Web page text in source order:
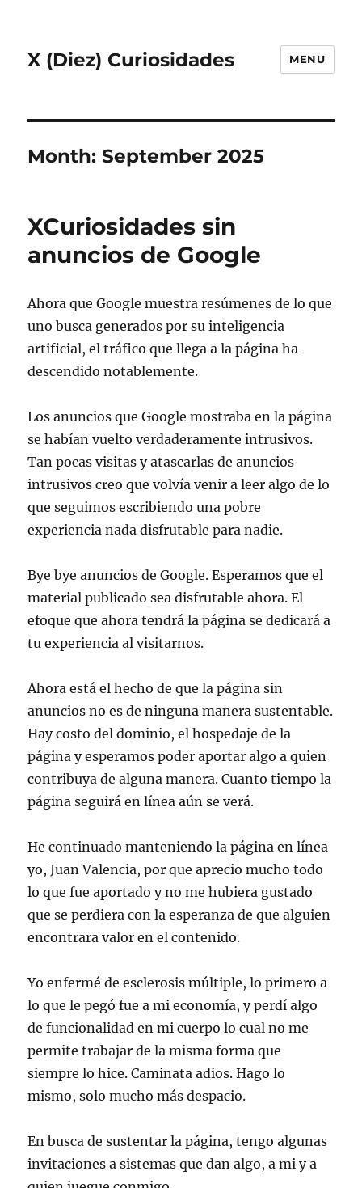
X (Diez) Curiosidades MENU
Month:September 2025
XCuriosidades sin
anuncios de Google
Ahora que Google muestra resúmenes de lo que
uno busca generados por su inteligencia
artificial, el tráfico que llega a la página ha
descendido notablemente.
Los anuncios que Google mostraba en la página
se habían vuelto verdaderamente intrusivos.
Tan pocas visitas y atascarlas de anuncios
intrusivos creo que volvía venir a leer algo de lo
que seguimos escribiendo una pobre
experiencia nada disfrutable para nadie.
Bye bye anuncios de Google. Esperamos que el
material publicado sea disfrutable ahora. El
efoque que ahora tendrá la página se dedicará a
tu experiencia al visitarnos.
Ahora está el hecho de que la página sin
anuncios no es de ninguna manera sustentable.
Hay costo del dominio, el hospedaje de la
página y esperamos poder aportar algo a quien
contribuya de alguna manera. Cuanto tiempo la
página seguirá en línea aún se verá.
He continuado manteniendo la página en línea
yo, Juan Valencia, por que aprecio mucho todo
lo que fue aportado y no me hubiera gustado
que se perdiera con la esperanza de que alguien
encontrara valor en el contenido.
Yo enfermé de esclerosis múltiple, lo primero a
lo que le pegó fue a mi economía, y perdí algo
de funcionalidad en mi cuerpo lo cual no me
permite trabajar de la misma forma que
siempre lo hice. Caminata adios. Hago lo
mismo, solo mucho más despacio.
En busca de sustentar la página, tengo algunas
invitaciones a sistemas que dan algo, a mi y a